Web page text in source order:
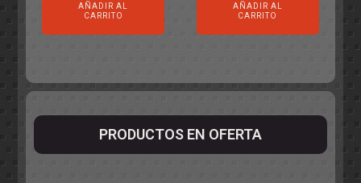
AÑADIR AL
CARRITO
AÑADIR AL
CARRITO
PRODUCTOS EN OFERTA